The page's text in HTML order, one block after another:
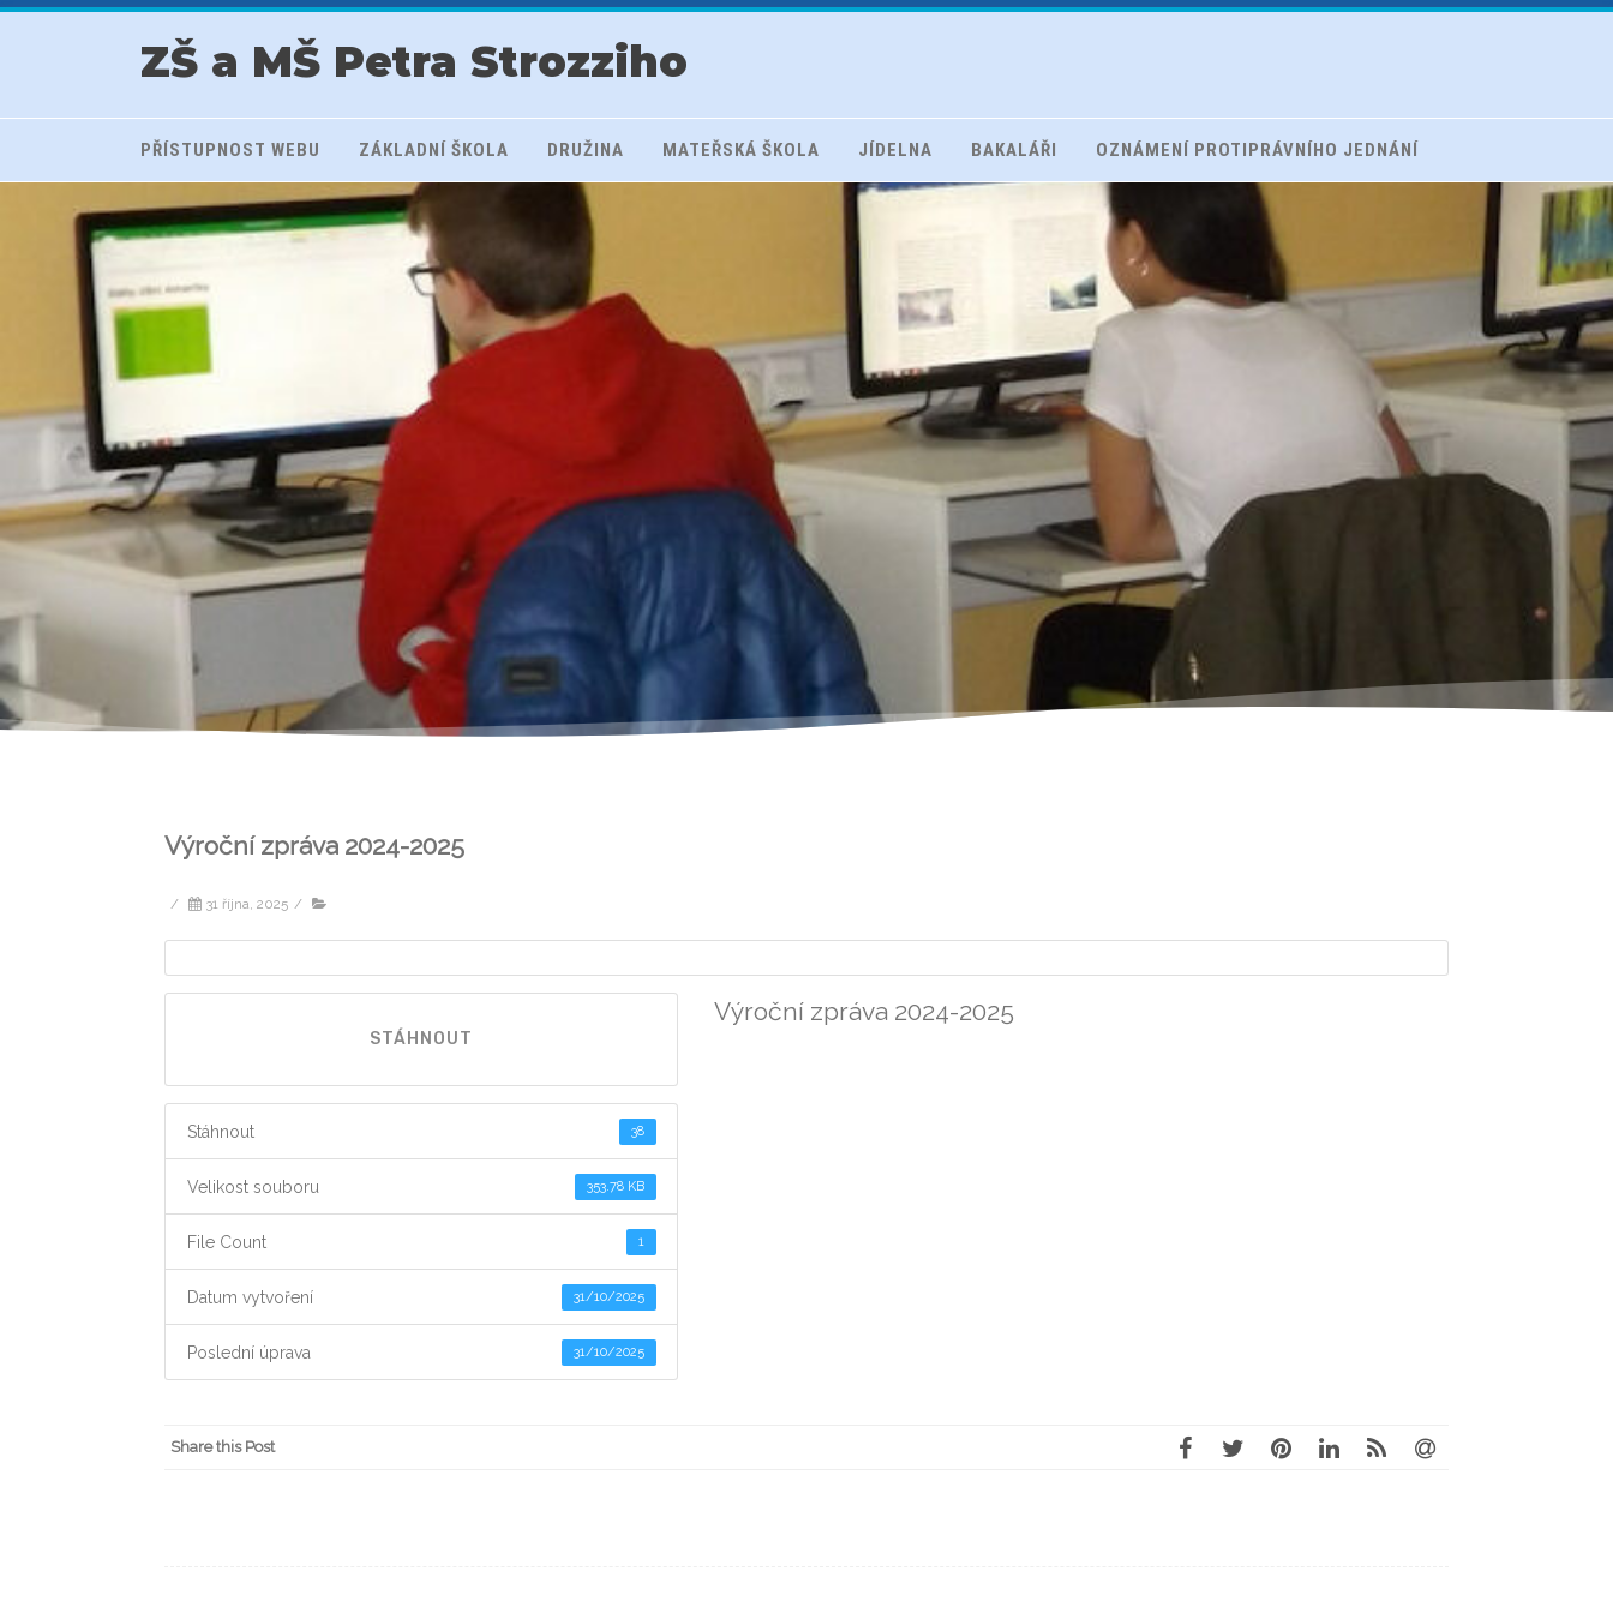
ZŠ a MŠ Petra Strozziho
PŘÍSTUPNOST WEBU ZÁKLADNÍ ŠKOLA DRUŽINA MATEŘSKÁ ŠKOLA JÍDELNA BAKALÁŘI OZNÁMENÍ PROTIPRÁVNÍHO JEDNÁNÍ
Výroční zpráva 2024-2025
/ 31 října, 2025 /
STÁHNOUT
Stáhnout 38
Velikost souboru 353.78 KB
File Count 1
Datum vytvoření 31/10/2025
Poslední úprava 31/10/2025
Výroční zpráva 2024-2025
Share this Post